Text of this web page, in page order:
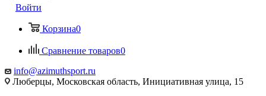
Войти
Корзина0
Сравнение товаров0
info@azimuthsport.ru
Люберцы, Московская область, Инициативная улица, 15